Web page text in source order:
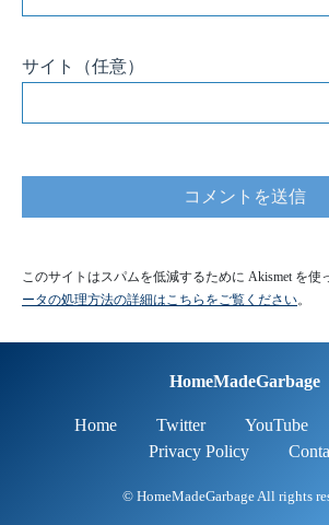
サイト （任意）
このサイトはスパムを低減するために Akismet を使
ータの処理方法の詳細はこちらをご覧ください。
HomeMadeGarbage
Home Twitter YouTube
Privacy Policy
© HomeMadeGarbage All rights